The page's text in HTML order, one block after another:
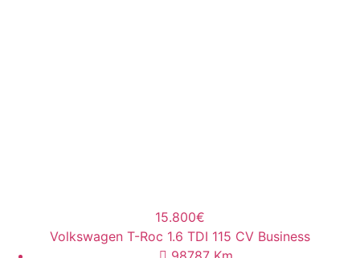
15.800€
Volkswagen T-Roc 1.6 TDI 115 CV Business